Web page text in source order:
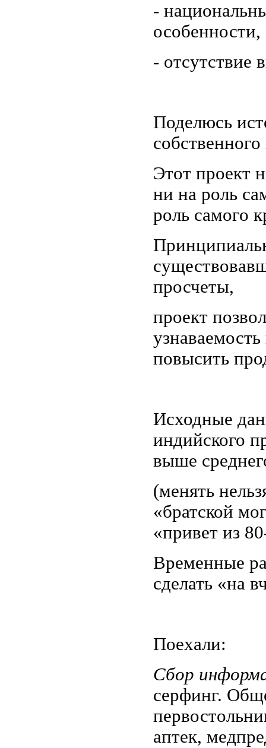
-
особенности,
- отсутствие
Поделюсь
Этот проект
ни на роль
роль самого
просчеты,
проект
повысить
Исходные
индийского
выше
(менять
«братской
«привет из
Временные
сделать «на
Поехали:
Сбор
серфинг.
аптек,